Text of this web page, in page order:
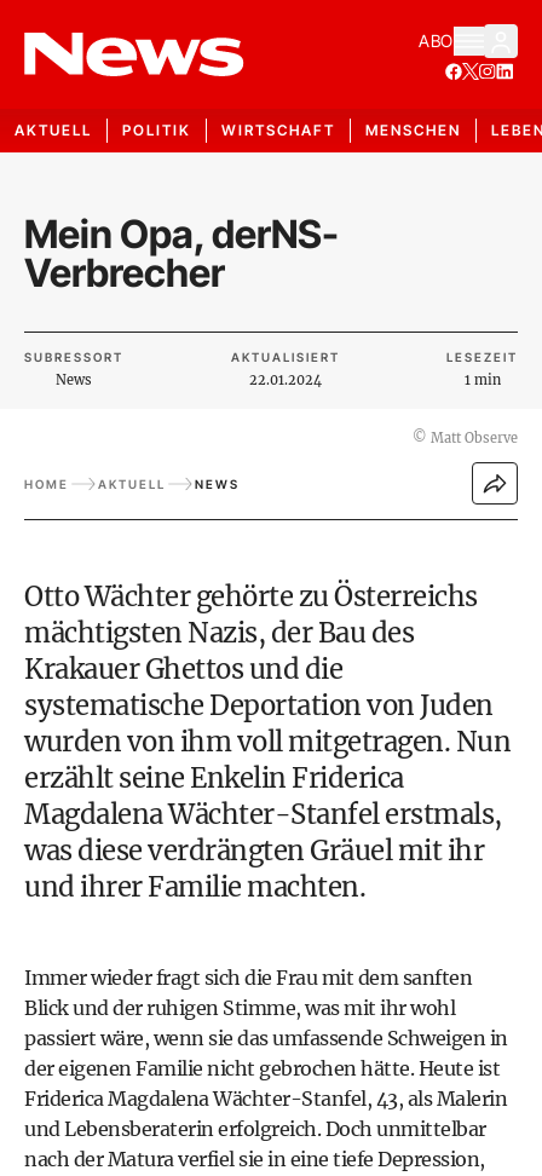
ABO
AKTUELL POLITIK WIRTSCHAFT MENSCHEN
Mein Opa, derNS-
Verbrecher
SUBRESSORT
News
AKTUALISIERT
22.01.2024
LESEZEIT
1 min
© Matt Observe
HOME AKTUELL NEWS
Otto Wächter gehörte zu Österreichs
mächtigsten Nazis, der Bau des
Krakauer Ghettos und die
systematische Deportation von Juden
wurden von ihm voll mitgetragen. Nun
erzählt seine Enkelin Friderica
Magdalena Wächter-Stanfel erstmals,
was diese verdrängten Gräuel mit ihr
und ihrer Familie machten.
Immer wieder fragt sich die Frau mit dem sanften
Blick und der ruhigen Stimme, was mit ihr wohl
passiert wäre, wenn sie das umfassende Schweigen in
der eigenen Familie nicht gebrochen hätte. Heute ist
Friderica Magdalena Wächter-Stanfel, 43, als Malerin
und Lebensberaterin erfolgreich. Doch unmittelbar
nach der Matura verfiel sie in eine tiefe Depression,